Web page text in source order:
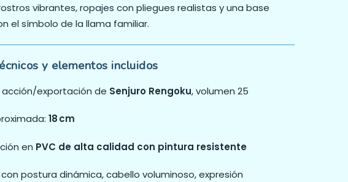
vibrantes, ropajes con pliegues realistas y una base
el símbolo de la llama familiar.
y elementos incluidos
acción/exportación de Senjuro Rengoku, volumen 25
18 cm
en PVC de alta calidad con pintura resistente
postura dinámica, cabello voluminoso, expresión